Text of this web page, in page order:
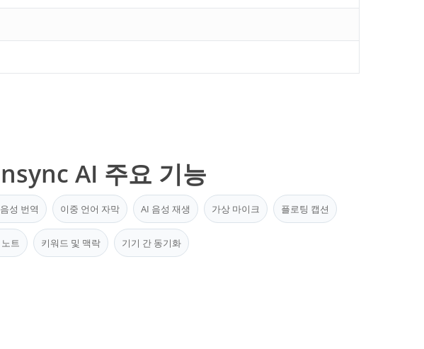
AI 주요 기능
성 번역 이중 언어 자막 AI 음성 재생 가상 마이크 플로팅 캡션
트 키워드 및 맥락 기기 간 동기화